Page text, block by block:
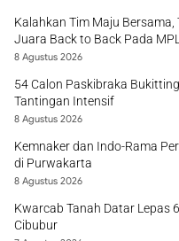
Kalahkan Tim Maju
Juara Back to Back Pada
8 Agustus 2026
54 Calon Paskibraka
Tantingan Intensif
8 Agustus 2026
Kemnaker dan Indo-Rama
di Purwakarta
8 Agustus 2026
Kwarcab Tanah Datar Lepas
Cibubur